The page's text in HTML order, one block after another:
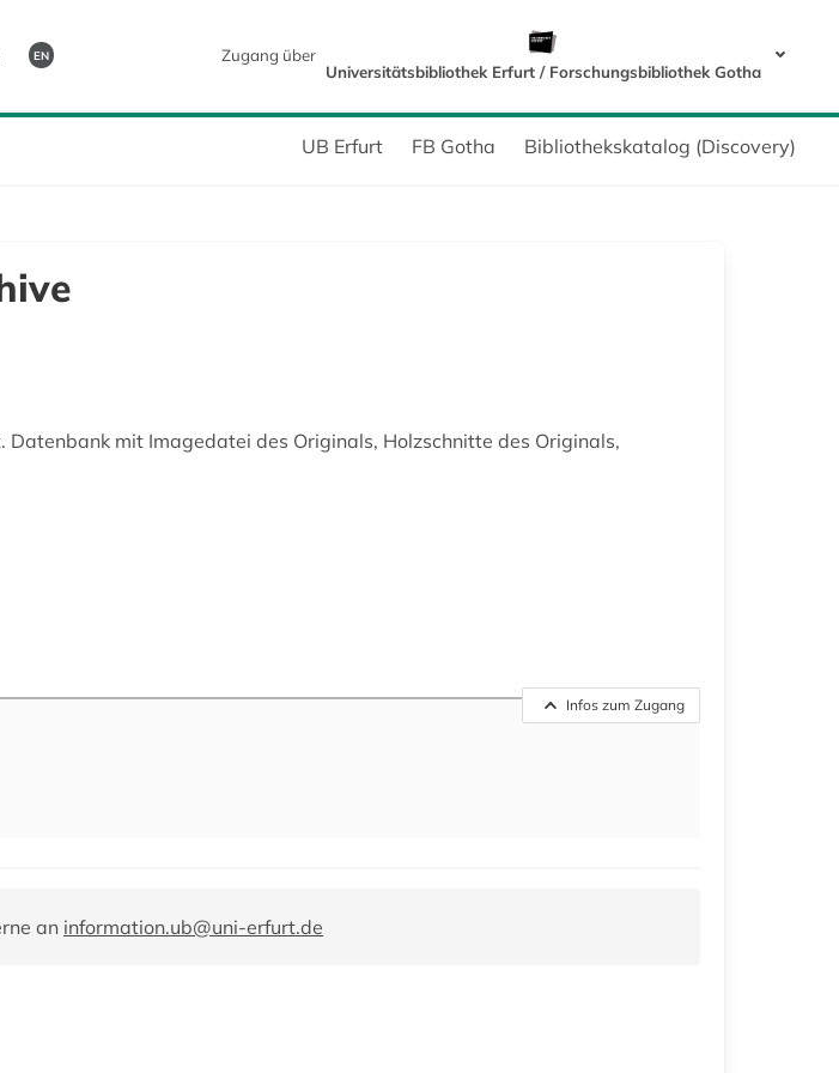
EN
Zugang über
Universitätsbibliothek Erfurt / Forschungsbibliothek Gotha
UB Erfurt FB Gotha Bibliothekskatalog (Discovery)
mit Imagedatei des Originals, Holzschnitte des Originals,
Infos zum Zugang
an information.ub@uni-erfurt.de